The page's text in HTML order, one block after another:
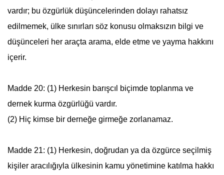
vardır; bu özgürlük düşüncelerinden dolayı rahatsız
edilmemek, ülke sınırları söz konusu olmaksızın bilgi ve
düşünceleri her araçta arama, elde etme ve yayma hakkını
içerir.
Madde 20: (1) Herkesin barışcıl biçimde toplanma ve
dernek kurma özgürlüğü vardır.
(2) Hiç kimse bir derneğe girmeğe zorlanamaz.
Madde 21: (1) Herkesin, doğrudan ya da özgürce seçilmiş
kişiler aracılığıyla ülkesinin kamu yönetimine katılma hakkı